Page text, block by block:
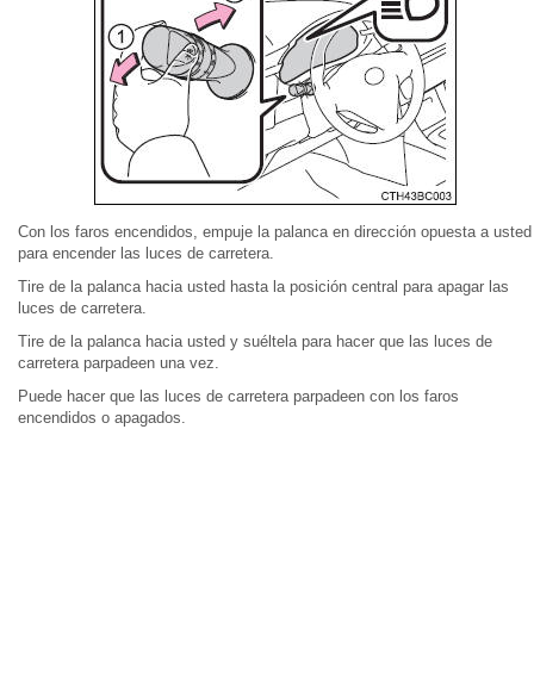
Con los faros encendidos, empuje la palanca en dirección opuesta a usted
para encender las luces de carretera.
Tire de la palanca hacia usted hasta la posición central para apagar las
luces de carretera.
Tire de la palanca hacia usted y suéltela para hacer que las luces de
carretera parpadeen una vez.
Puede hacer que las luces de carretera parpadeen con los faros
encendidos o apagados.